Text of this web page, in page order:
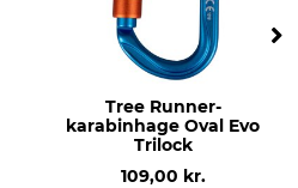
Tree Runner-
karabinhage Oval Evo
Trilock
109,00 kr.